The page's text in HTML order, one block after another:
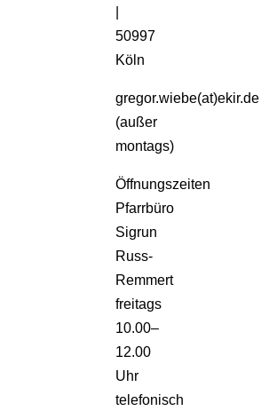
50997
Köln
gregor.wiebe(at)ekir.de
(außer
montags)
Öffnungszeiten
Pfarrbüro
Sigrun
Russ-
Remmert
freitags
10.00–
12.00
Uhr
telefonisch